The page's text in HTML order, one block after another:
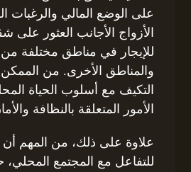
على الوضع المالي
الأزواج الأجانب العثور على
للإيجار في مناطق مختلفة من
والمناطق الأخرى. من الممكن
التكيف مع أسلوب الحياة
الأمور المتعلقة بالنظافة
علاوة على ذلك، من المهم أن
للتفاعل مع المجتمع